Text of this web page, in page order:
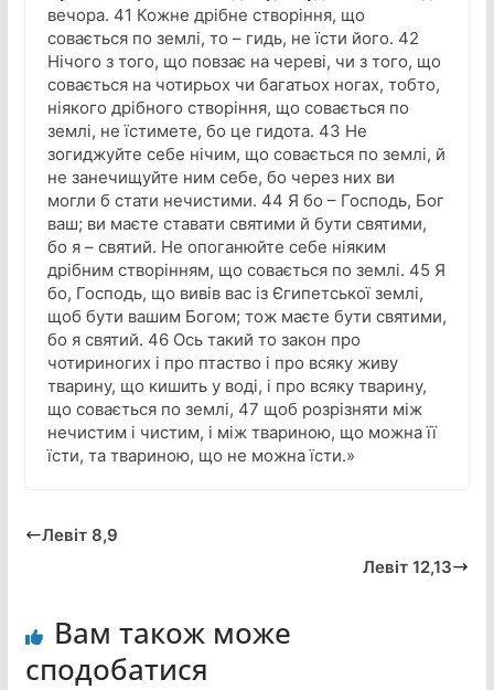
вечора. 41 Кожне дрібне створіння, що
совається по землі, то – гидь, не їсти його. 42
Нічого з того, що повзає на череві, чи з того, що
совається на чотирьох чи багатьох ногах, тобто,
ніякого дрібного створіння, що совається по
землі, не їстимете, бо це гидота. 43 Не
зогиджуйте себе нічим, що совається по землі, й
не занечищуйте ним себе, бо через них ви
могли б стати нечистими. 44 Я бо – Господь, Бог
ваш; ви маєте ставати святими й бути святими,
бо я – святий. Не опоганюйте себе ніяким
дрібним створінням, що совається по землі. 45 Я
бо, Господь, що вивів вас із Єгипетської землі,
щоб бути вашим Богом; тож маєте бути святими,
бо я святий. 46 Ось такий то закон про
чотириногих і про птаство і про всяку живу
тварину, що кишить у воді, і про всяку тварину,
що совається по землі, 47 щоб розрізняти між
нечистим і чистим, і між твариною, що можна її
їсти, та твариною, що не можна їсти.»
Левіт 8,9
Левіт 12,13
Вам також може
сподобатися